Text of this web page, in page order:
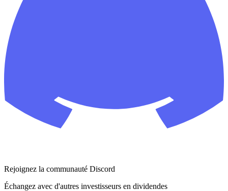
Rejoignez la communauté Discord
Échangez avec d'autres investisseurs en dividendes